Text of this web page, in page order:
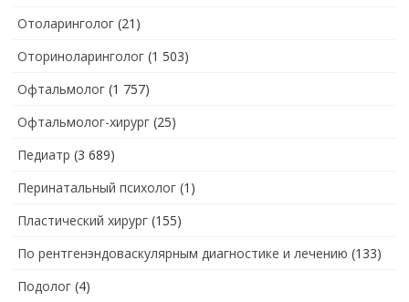
Отоларинголог (21)
Оториноларинголог (1 503)
Офтальмолог (1 757)
Офтальмолог-хирург (25)
Педиатр (3 689)
Перинатальный психолог (1)
Пластический хирург (155)
По рентгенэндоваскулярным диагностике и лечению (133)
Подолог (4)